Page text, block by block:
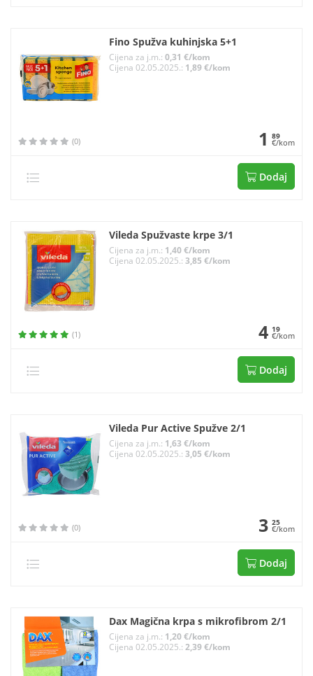
Fino Spužva kuhinjska 5+1
Cijena za j.m.: 0,31 €/kom
Cijena 02.05.2025.: 1,89 €/kom
(0) 1 89
€/kom
Dodaj
Vileda Spužvaste krpe 3/1
Cijena za j.m.: 1,40 €/kom
Cijena 02.05.2025.: 3,85 €/kom
(1) 4 19
€/kom
Dodaj
Vileda Pur Active Spužve 2/1
Cijena za j.m.: 1,63 €/kom
Cijena 02.05.2025.: 3,05 €/kom
(0) 3 25
€/kom
Dodaj
Dax Magična krpa s mikrofibrom 2/1
Cijena za j.m.: 1,20 €/kom
Cijena 02.05.2025.: 2,39 €/kom